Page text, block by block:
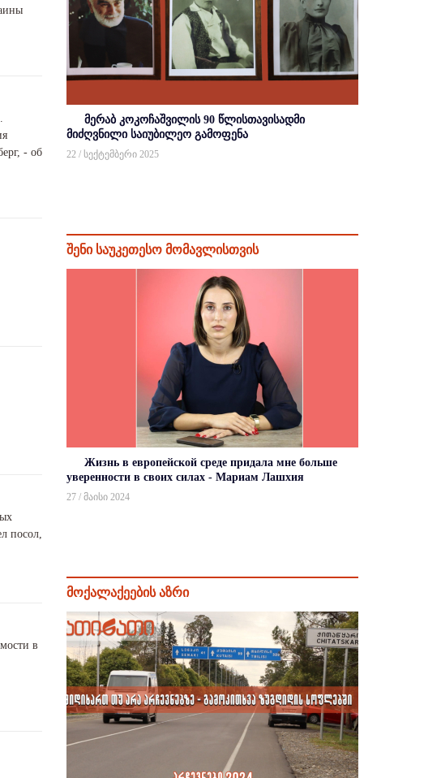
- об
посол,
в
მერაბ კოკოჩაშვილის 90 წლისთავისადმი
მიძღვნილი საიუბილეო გამოფენა
22 / სექტემბერი 2025
შენი საუკეთესო მომავლისთვის
Жизнь в европейской среде придала мне больше
уверенности в своих силах - Мариам Лашхия
27 / მაისი 2024
მოქალაქეების აზრი